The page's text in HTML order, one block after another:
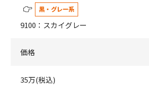
黒・グレー系
9100：スカイグレー
価格
35万(税込)